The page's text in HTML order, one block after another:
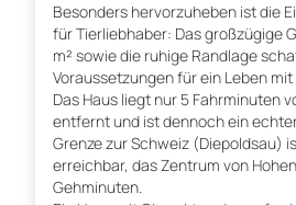
Besonders hervorzuheben ist die
für Tierliebhaber: Das großzügige
m² sowie die ruhige Randlage
Voraussetzungen für ein Leben mit
Das Haus liegt nur 5 Fahrminuten
entfernt und ist dennoch ein
Grenze zur Schweiz (Diepoldsau)
erreichbar, das Zentrum von
Gehminuten.